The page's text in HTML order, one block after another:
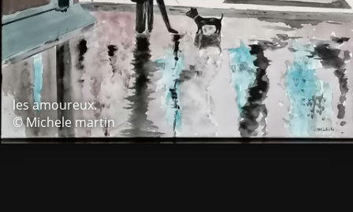
les amoureux.
© Michele martin